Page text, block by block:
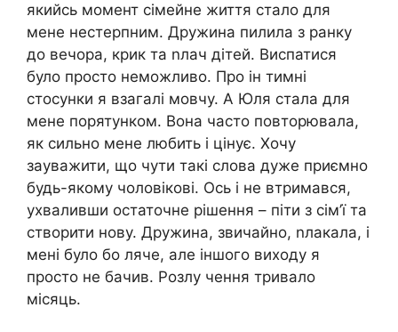
якийсь момент сімейне життя стало для
мене нестерпним. Дружина пилила з ранку
до вечора, крик та nлач дітей. Виспатися
було просто неможливо. Про ін тимні
стосунки я взагалі мовчу. А Юля стала для
мене порятунком. Вона часто повторювала,
як сильно мене любить і цінує. Хочу
зауважити, що чути такі слова дуже приємно
будь-якому чоловікові. Ось і не втримався,
ухваливши остаточне рішення – піти з сім’ї та
створити нову. Дружина, звичайно, nлакала, і
мені було бо ляче, але іншого виходу я
просто не бачив. Розлу чення тривало
місяць.